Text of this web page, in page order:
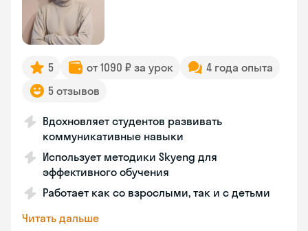
5 от 1090 ₽ за урок
4 года опыта
5 отзывов
Вдохновляет студентов развивать
коммуникативные навыки
Использует методики Skyeng для
эффективного обучения
Работает как со взрослыми, так и с детьми
Читать дальше